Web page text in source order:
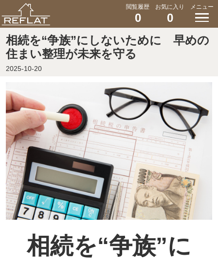
閲覧履歴
0
お気に入り
0
メニュー
相続を“争族”にしないために 早めの
住まい整理が未来を守る
2025-10-20
相続を“争族”に